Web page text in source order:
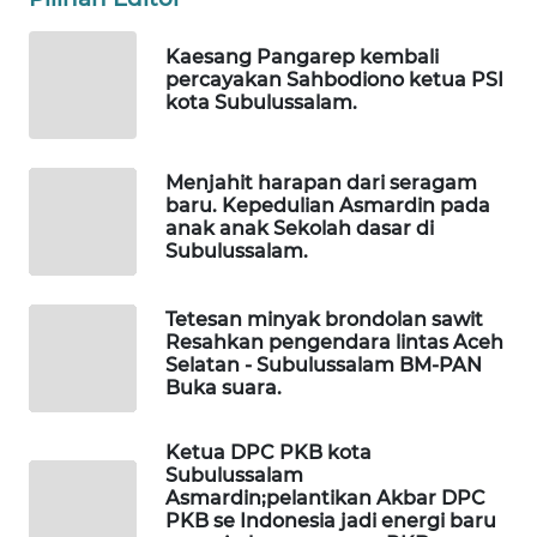
Kaesang Pangarep kembali
percayakan Sahbodiono ketua PSI
kota Subulussalam.
Menjahit harapan dari seragam
baru. Kepedulian Asmardin pada
anak anak Sekolah dasar di
Subulussalam.
Tetesan minyak brondolan sawit
Resahkan pengendara lintas Aceh
Selatan - Subulussalam BM-PAN
Buka suara.
Ketua DPC PKB kota
Subulussalam
Asmardin;pelantikan Akbar DPC
PKB se Indonesia jadi energi baru
WAHANANEWS
CO ID
WAHANA
UMKM